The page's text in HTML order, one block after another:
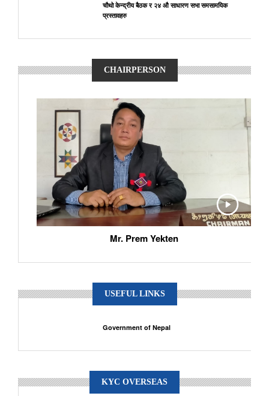
चौथो केन्द्रीय बैठक र २४ औ साधारण सभा समसामयिक
प्रस्तावहरु
CHAIRPERSON
Mr. Prem Yekten
USEFUL LINKS
Government of Nepal
KYC OVERSEAS